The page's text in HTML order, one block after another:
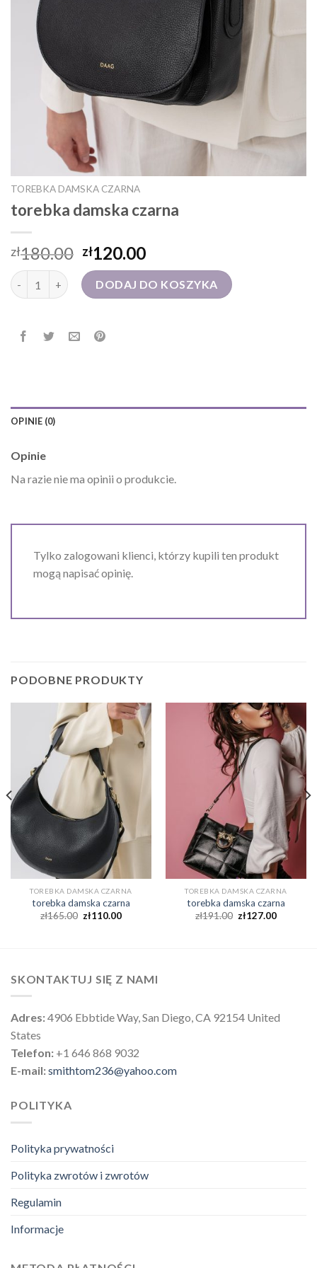
TOREBKA DAMSKA CZARNA
torebka damska czarna
zł180.00 zł120.00
ilość torebka damska czarnaDODAJ DO KOSZYKA
OPINIE (0)
Opinie
Na razie nie ma opinii o produkcie.
Tylko zalogowani klienci, którzy kupili ten produkt
mogą napisać opinię.
PODOBNE PRODUKTY
TOREBKA DAMSKA CZARNA
torebka damska czarna
zł165.00 zł110.00
TOREBKA DAMSKA CZARNA
torebka damska czarna
zł191.00 zł127.00
SKONTAKTUJ SIĘ Z NAMI
Adres:4906 Ebbtide Way, San Diego, CA 92154 United
States
Telefon: +1 646 868 9032
E-mail:smithtom236@yahoo.com
POLITYKA
Polityka prywatności
Polityka zwrotów i zwrotów
Regulamin
Informacje